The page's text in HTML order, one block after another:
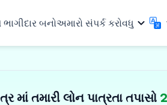
બનોઅમારો સંપર્ક કરોવધુ
हिन्दीDSA તરીકે
માં તમારી લોન પાત્રતા તપાસો 2